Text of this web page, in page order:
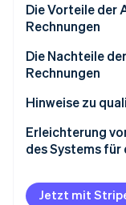
Die Vorteile der
Rechnungen
Qualifizierte
Unternehmen
umstellen
Die Nachteile
Rechnungen
Bei
Sie müssen das
Hinweise zu
Sie müssen
Rechnungen
Qualifizierte
bestimmten
Erleichterung
des Systems
Jetzt mit